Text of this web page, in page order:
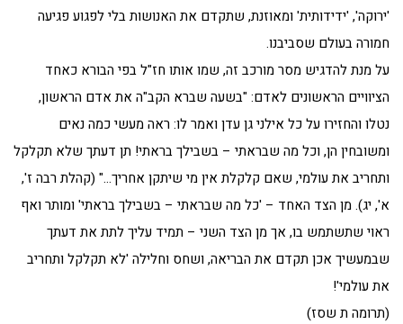
'ירוקה', 'ידידותית' ומאוזנת, שתקדם את האנושות בלי לפגוע פגיעה
חמורה בעולם שסביבנו.
על מנת להדגיש מסר מורכב זה, שמו אותו חז"ל בפי הבורא כאחד
הציוויים הראשונים לאדם: "בשעה שברא הקב"ה את אדם הראשון,
נטלו והחזירו על כל אילני גן עדן ואמר לו: ראה מעשי כמה נאים
ומשובחין הן, וכל מה שבראתי – בשבילך בראתי! תן דעתך שלא תקלקל
ותחריב את עולמי, שאם קלקלת אין מי שיתקן אחריך…" (קהלת רבה ז',
א', יג). מן הצד האחד – 'כל מה שבראתי – בשבילך בראתי' ומותר ואף
ראוי שתשתמש בו, אך מן הצד השני – תמיד עליך לתת את דעתך
שבמעשיך אכן תקדם את הבריאה, ושחס וחלילה 'לא תקלקל ותחריב
את עולמי'!
(תרומה ת שסז)